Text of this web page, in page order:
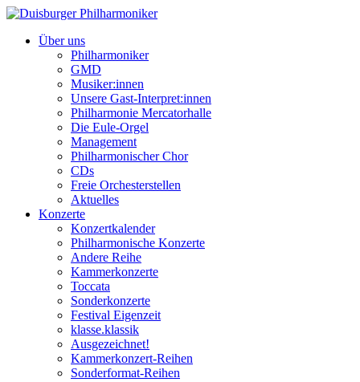
Über uns
Philharmoniker
GMD
Musiker:innen
Unsere Gast-Interpret:innen
Philharmonie Mercatorhalle
Die Eule-Orgel
Management
Philharmonischer Chor
CDs
Freie Orchesterstellen
Aktuelles
Konzerte
Konzertkalender
Philharmonische Konzerte
Andere Reihe
Kammerkonzerte
Toccata
Sonderkonzerte
Festival Eigenzeit
klasse.klassik
Ausgezeichnet!
Kammerkonzert-Reihen
Sonderformat-Reihen